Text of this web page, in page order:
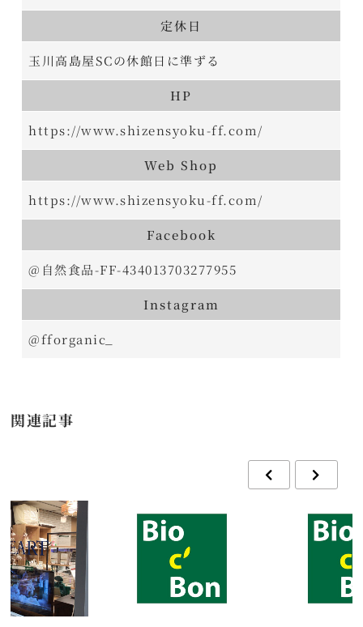
定休日
玉川高島屋SCの休館日に準ずる
HP
https://www.shizensyoku-ff.com/
Web Shop
https://www.shizensyoku-ff.com/
Facebook
@自然食品-FF-434013703277955
Instagram
@fforganic_
関連記事